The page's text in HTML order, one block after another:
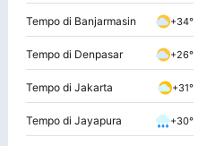
Tempo di Banjarmasin +34°
Tempo di Denpasar +26°
Tempo di Jakarta +31°
Tempo di Jayapura +30°